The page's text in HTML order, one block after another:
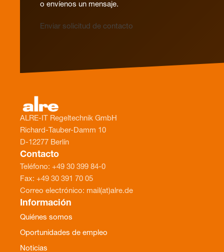
o envíenos un mensaje.
Enviar solicitud de contacto
ALRE-IT Regeltechnik GmbH
Richard-Tauber-Damm 10
D-12277 Berlín
Contacto
Teléfono: +49 30 399 84-0
Fax: +49 30 391 70 05
Correo electrónico: mail(at)alre.de
Información
Quiénes somos
Oportunidades de empleo
Noticias